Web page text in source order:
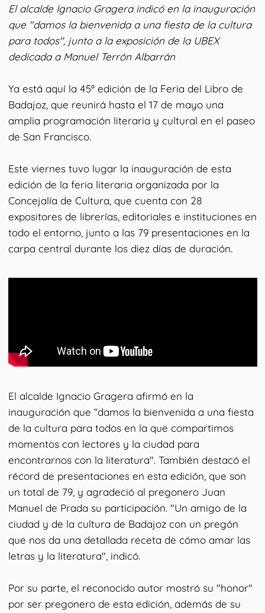
El alcalde Ignacio Gragera indicó en la inauguración
que "damos la bienvenida a una fiesta de la cultura
para todos", junto a la exposición de la UBEX
dedicada a Manuel Terrón Albarrán
Ya está aquí la 45ª edición de la Feria del Libro de
Badajoz, que reunirá hasta el 17 de mayo una
amplia programación literaria y cultural en el paseo
de San Francisco.
Este viernes tuvo lugar la inauguración de esta
edición de la feria literaria organizada por la
Concejalía de Cultura, que cuenta con 28
expositores de librerías, editoriales e instituciones en
todo el entorno, junto a las 79 presentaciones en la
carpa central durante los diez días de duración.
El alcalde Ignacio Gragera afirmó en la
inauguración que “damos la bienvenida a una fiesta
de la cultura para todos en la que compartimos
momentos con lectores y la ciudad para
encontrarnos con la literatura". También destacó el
récord de presentaciones en esta edición, que son
un total de 79, y agradeció al pregonero Juan
Manuel de Prada su participación. "Un amigo de la
ciudad y de la cultura de Badajoz con un pregón
que nos da una detallada receta de cómo amar las
letras y la literatura", indicó.
Por su parte, el reconocido autor mostró su "honor"
por ser pregonero de esta edición, además de su